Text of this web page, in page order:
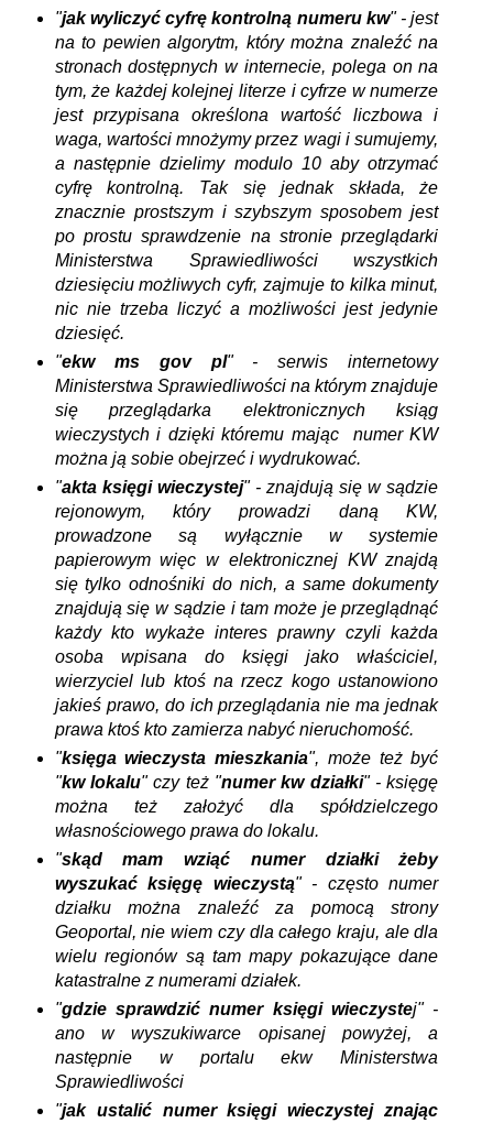
"jak wyliczyć cyfrę kontrolną numeru kw" - jest
na to pewien algorytm, który można znaleźć na
stronach dostępnych w internecie, polega on na
tym, że każdej kolejnej literze i cyfrze w numerze
jest przypisana określona wartość liczbowa i
waga, wartości mnożymy przez wagi i sumujemy,
a następnie dzielimy modulo 10 aby otrzymać
cyfrę kontrolną. Tak się jednak składa, że
znacznie prostszym i szybszym sposobem jest
po prostu sprawdzenie na stronie przeglądarki
Ministerstwa Sprawiedliwości wszystkich
dziesięciu możliwych cyfr, zajmuje to kilka minut,
nic nie trzeba liczyć a możliwości jest jedynie
dziesięć.
"ekw ms gov pl" - serwis internetowy
Ministerstwa Sprawiedliwości na którym znajduje
się przeglądarka elektronicznych ksiąg
wieczystych i dzięki któremu mając numer KW
można ją sobie obejrzeć i wydrukować.
"akta księgi wieczystej" - znajdują się w sądzie
rejonowym, który prowadzi daną KW,
prowadzone są wyłącznie w systemie
papierowym więc w elektronicznej KW znajdą
się tylko odnośniki do nich, a same dokumenty
znajdują się w sądzie i tam może je przeglądnąć
każdy kto wykaże interes prawny czyli każda
osoba wpisana do księgi jako właściciel,
wierzyciel lub ktoś na rzecz kogo ustanowiono
jakieś prawo, do ich przeglądania nie ma jednak
prawa ktoś kto zamierza nabyć nieruchomość.
"księga wieczysta mieszkania", może też być
"kw lokalu" czy też "numer kw działki" - księgę
można też założyć dla spółdzielczego
własnościowego prawa do lokalu.
"skąd mam wziąć numer działki żeby
wyszukać księgę wieczystą" - często numer
działku można znaleźć za pomocą strony
Geoportal, nie wiem czy dla całego kraju, ale dla
wielu regionów są tam mapy pokazujące dane
katastralne z numerami działek.
"gdzie sprawdzić numer księgi wieczystej" -
ano w wyszukiwarce opisanej powyżej, a
następnie w portalu ekw Ministerstwa
Sprawiedliwości
"jak ustalić numer księgi wieczystej znając